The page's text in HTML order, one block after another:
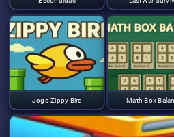
Jogo Zippy Bird Math Box